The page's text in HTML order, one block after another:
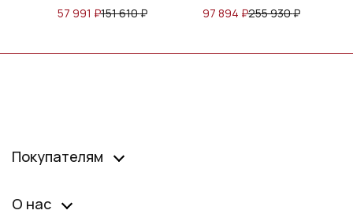
57 991 ₽151 610₽
97 894 ₽255 930₽
Покупателям
О нас